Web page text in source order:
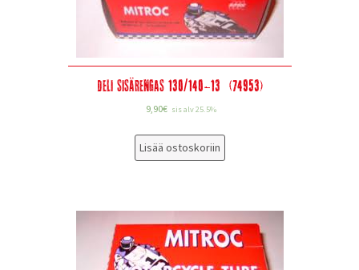
Deli sisärengas 130/140-13” (74953)
9,90€ sis alv 25.5%
Lisää ostoskoriin